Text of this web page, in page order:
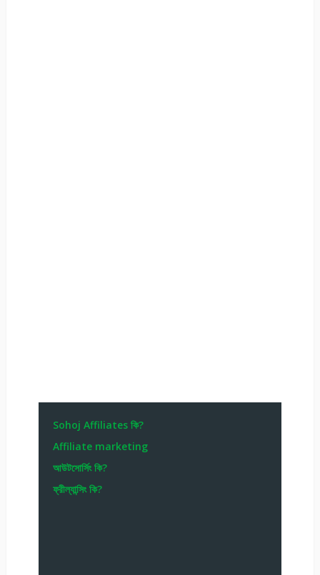
Sohoj Affiliates কি?
Affiliate marketing
আউটসোর্সিং কি?
ফ্রীল্যান্সিং কি?